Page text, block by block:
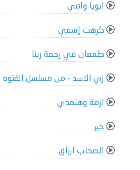
ابويا وامي
كرهت إسمي
طمعان في رحمة ربنا
زي الاسد - من مسلسل الفتوه
ازمة وهتعدي
خير
الصحاب ارزاق